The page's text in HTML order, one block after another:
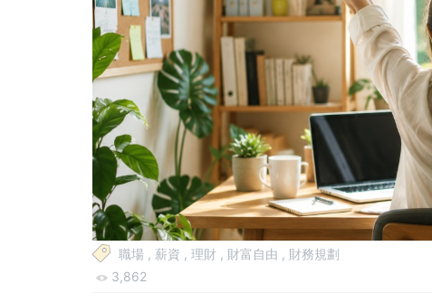
職場 , 薪資 , 理財 , 財富自由 , 財務規劃
3,862